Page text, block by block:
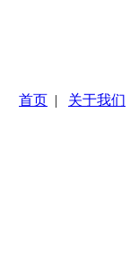
首页 | 关于我们